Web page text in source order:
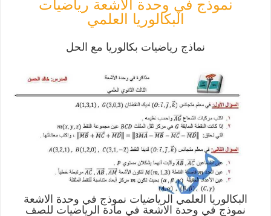
نموذج في وحدة الاشعة رياضيات
البكالوريا العلمي
نماذج رياضيات بكالوريا مع الحل
البكالوريا العلمي الرياضيات نموذج في وحدة الاشعة
نموذج في وحدة الاشعة في مادة الرياضيات للصف